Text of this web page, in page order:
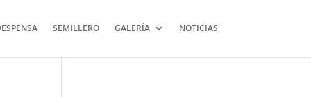
SEMILLERO GALERÍA NOTICIAS